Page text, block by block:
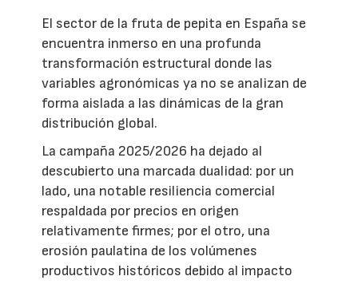
El sector de la fruta de pepita en España se
encuentra inmerso en una profunda
transformación estructural donde las
variables agronómicas ya no se analizan de
forma aislada a las dinámicas de la gran
distribución global.
La campaña 2025/2026 ha dejado al
descubierto una marcada dualidad: por un
lado, una notable resiliencia comercial
respaldada por precios en origen
relativamente firmes; por el otro, una
erosión paulatina de los volúmenes
productivos históricos debido al impacto